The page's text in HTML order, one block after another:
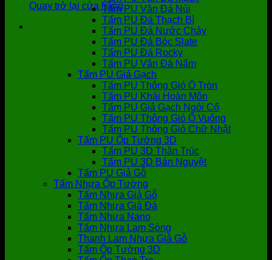
Quay trở lại cửa hàngTấm PU Vân Đá Núi
Tấm PU Đá Thạch Bì
Tấm PU Đá Nước Chảy
Tấm PU Đá Bóc Slate
Tấm PU Đá Rocky
Tấm PU Vân Đá Nấm
Tấm PU Giả Gạch
Tấm PU Thông Gió Ô Tròn
Tấm PU Khải Hoàn Môn
Tấm PU Giả Gạch Ngói Cổ
Tấm PU Thông Gió Ô Vuông
Tấm PU Thông Gió Chữ Nhật
Tấm PU Ốp Tường 3D
Tấm PU 3D Thân Trúc
Tấm PU 3D Bán Nguyệt
Tấm PU Giả Gỗ
Tấm Nhựa Ốp Tường
Tấm Nhựa Giả Gỗ
Tấm Nhựa Giả Đá
Tấm Nhựa Nano
Tấm Nhựa Lam Sóng
Thanh Lam Nhựa Giả Gỗ
Tấm Ốp Tường 3D